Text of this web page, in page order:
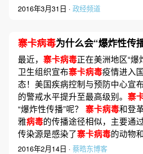
2016年3月31日 · 政经频道
寨卡病毒为什么会“爆炸性传
最近， 寨卡病毒正在美洲地区“爆
卫生组织宣布寨卡病毒疫情进入
态！美国疾病控制与预防中心宣
的警戒水平提升至最高级别。 寨
“爆炸性传播”呢？ 寨卡病毒和登
雅病毒的传播途径相似，主要通
传染源是感染了寨卡病毒的动物
2016年2月14日 · 蔡晧东博客